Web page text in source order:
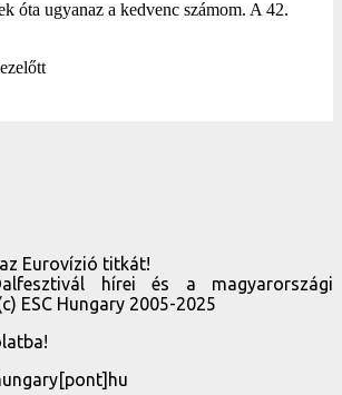
Eurovízió titkát!
hírei és a magyarországi
ESC Hungary 2005-2025